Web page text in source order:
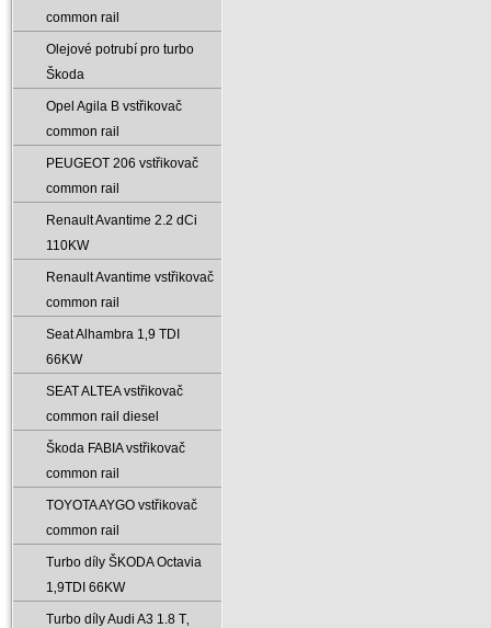
common rail
Olejové potrubí pro turbo
Škoda
Opel Agila B vstřikovač
common rail
PEUGEOT 206 vstřikovač
common rail
Renault Avantime 2.2 dCi
110KW
Renault Avantime vstřikovač
common rail
Seat Alhambra 1‚9 TDI
66KW
SEAT ALTEA vstřikovač
common rail diesel
Škoda FABIA vstřikovač
common rail
TOYOTA AYGO vstřikovač
common rail
Turbo díly ŠKODA Octavia
1‚9TDI 66KW
Turbo díly Audi A3 1.8 T‚